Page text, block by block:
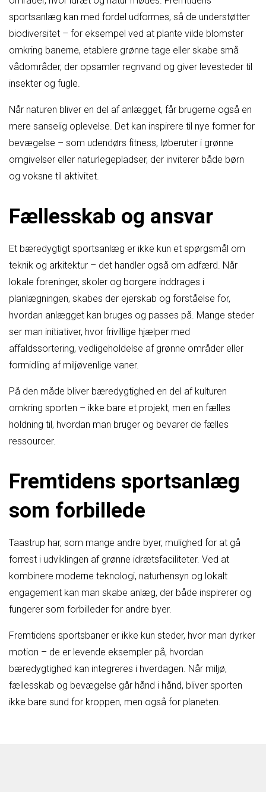
sportsanlæg kan med fordel udformes, så de understøtter
biodiversitet – for eksempel ved at plante vilde blomster
omkring banerne, etablere grønne tage eller skabe små
vådområder, der opsamler regnvand og giver levesteder til
insekter og fugle.
Når naturen bliver en del af anlægget, får brugerne også en
mere sanselig oplevelse. Det kan inspirere til nye former for
bevægelse – som udendørs fitness, løberuter i grønne
omgivelser eller naturlegepladser, der inviterer både børn
og voksne til aktivitet.
Fællesskab og ansvar
Et bæredygtigt sportsanlæg er ikke kun et spørgsmål om
teknik og arkitektur – det handler også om adfærd. Når
lokale foreninger, skoler og borgere inddrages i
planlægningen, skabes der ejerskab og forståelse for,
hvordan anlægget kan bruges og passes på. Mange steder
ser man initiativer, hvor frivillige hjælper med
affaldssortering, vedligeholdelse af grønne områder eller
formidling af miljøvenlige vaner.
På den måde bliver bæredygtighed en del af kulturen
omkring sporten – ikke bare et projekt, men en fælles
holdning til, hvordan man bruger og bevarer de fælles
ressourcer.
Fremtidens sportsanlæg
som forbillede
Taastrup har, som mange andre byer, mulighed for at gå
forrest i udviklingen af grønne idrætsfaciliteter. Ved at
kombinere moderne teknologi, naturhensyn og lokalt
engagement kan man skabe anlæg, der både inspirerer og
fungerer som forbilleder for andre byer.
Fremtidens sportsbaner er ikke kun steder, hvor man dyrker
motion – de er levende eksempler på, hvordan
bæredygtighed kan integreres i hverdagen. Når miljø,
fællesskab og bevægelse går hånd i hånd, bliver sporten
ikke bare sund for kroppen, men også for planeten.